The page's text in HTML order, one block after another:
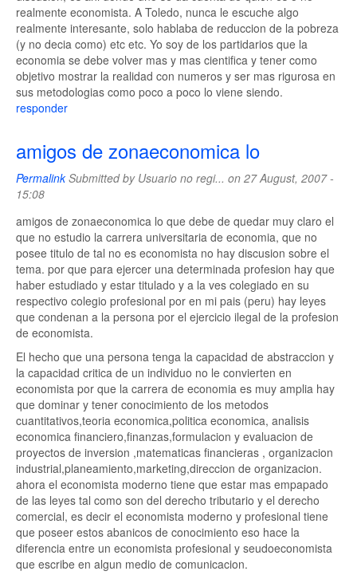
realmente economista. A Toledo, nunca le escuche algo
realmente interesante, solo hablaba de reduccion de la pobreza
(y no decia como) etc etc. Yo soy de los partidarios que la
economia se debe volver mas y mas cientifica y tener como
objetivo mostrar la realidad con numeros y ser mas rigurosa en
sus metodologias como poco a poco lo viene siendo.
responder
amigos de zonaeconomica lo
PermalinkSubmitted by Usuario no regi... on 27 August, 2007 -
15:08
amigos de zonaeconomica lo que debe de quedar muy claro el
que no estudio la carrera universitaria de economia, que no
posee titulo de tal no es economista no hay discusion sobre el
tema. por que para ejercer una determinada profesion hay que
haber estudiado y estar titulado y a la ves colegiado en su
respectivo colegio profesional por en mi pais (peru) hay leyes
que condenan a la persona por el ejercicio ilegal de la profesion
de economista.
El hecho que una persona tenga la capacidad de abstraccion y
la capacidad critica de un individuo no le convierten en
economista por que la carrera de economia es muy amplia hay
que dominar y tener conocimiento de los metodos
cuantitativos,teoria economica,politica economica, analisis
economica financiero,finanzas,formulacion y evaluacion de
proyectos de inversion ,matematicas financieras , organizacion
industrial,planeamiento,marketing,direccion de organizacion.
ahora el economista moderno tiene que estar mas empapado
de las leyes tal como son del derecho tributario y el derecho
comercial, es decir el economista moderno y profesional tiene
que poseer estos abanicos de conocimiento eso hace la
diferencia entre un economista profesional y seudoeconomista
que escribe en algun medio de comunicacion.